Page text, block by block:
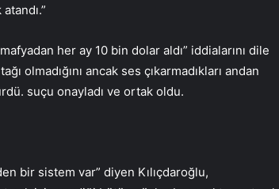
her ay 10 bin dolar aldı” iddialarını dile
olmadığını ancak ses çıkarmadıkları andan
suçu onayladı ve ortak oldu.
bir sistem var” diyen Kılıçdaroğlu,